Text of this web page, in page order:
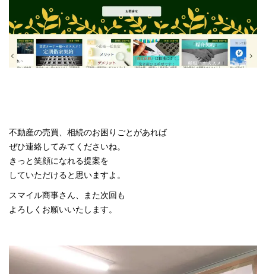
不動産の売買、相続のお困りごとがあれば
ぜひ連絡してみてくださいね。
きっと笑顔になれる提案を
していただけると思いますよ。
スマイル商事さん、また次回も
よろしくお願いいたします。